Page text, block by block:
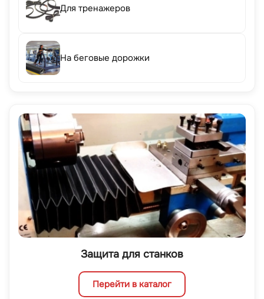
Для тренажеров
На беговые дорожки
Защита для станков
Перейти в каталог